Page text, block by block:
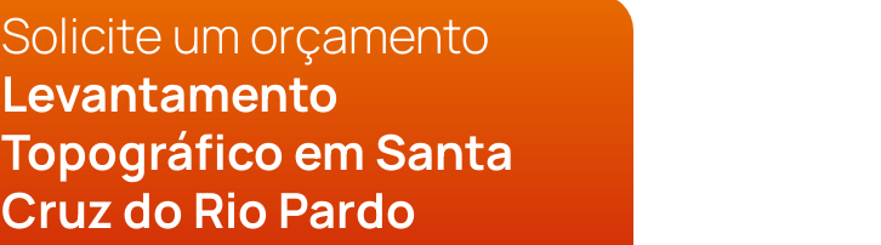
Solicite um orçamento
Levantamento
Topográfico em Santa
Cruz do Rio Pardo